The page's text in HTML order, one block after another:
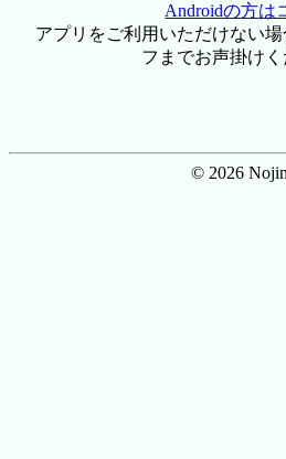
Androidの方は
アプリをご利用いただけない
フまでお声掛けく
© 2026